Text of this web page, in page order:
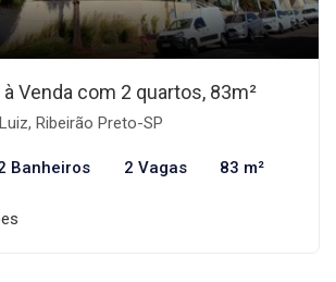
Venda com 2 quartos, 83m²
Ribeirão Preto-SP
Banheiros 2 Vagas 83 m²